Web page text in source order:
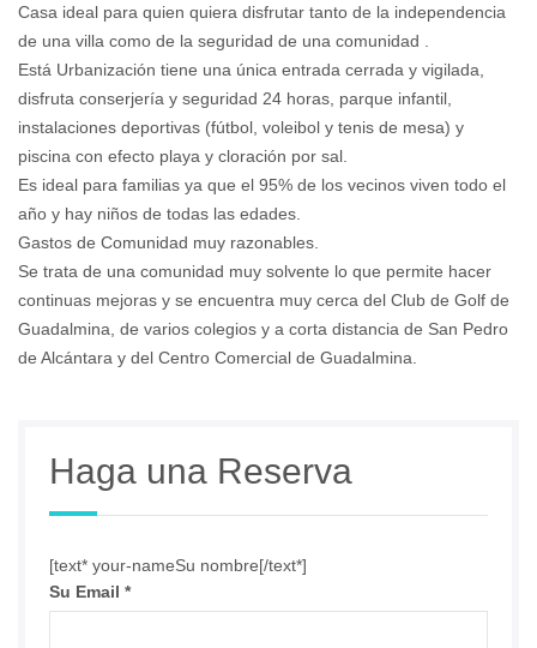
Casa ideal para quien quiera disfrutar tanto de la independencia
de una villa como de la seguridad de una comunidad .
Está Urbanización tiene una única entrada cerrada y vigilada,
disfruta conserjería y seguridad 24 horas, parque infantil,
instalaciones deportivas (fútbol, voleibol y tenis de mesa) y
piscina con efecto playa y cloración por sal.
Es ideal para familias ya que el 95% de los vecinos viven todo el
año y hay niños de todas las edades.
Gastos de Comunidad muy razonables.
Se trata de una comunidad muy solvente lo que permite hacer
continuas mejoras y se encuentra muy cerca del Club de Golf de
Guadalmina, de varios colegios y a corta distancia de San Pedro
de Alcántara y del Centro Comercial de Guadalmina.
Haga una Reserva
[text* your-nameSu nombre[/text*]
Su Email *